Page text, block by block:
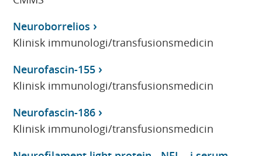
Neuroborrelios
Klinisk immunologi/transfusionsmedicin
Neurofascin-155
Klinisk immunologi/transfusionsmedicin
Neurofascin-186
Klinisk immunologi/transfusionsmedicin